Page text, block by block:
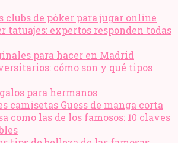
clubs de póker para jugar online
tatuajes: expertos responden todas
para hacer en Madrid
cómo son y qué tipos
para hermanos
camisetas Guess de manga corta
como las de los famosos: 10 claves